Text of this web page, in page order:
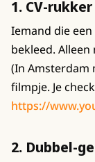
1. CV-rukker
Iemand die
bekleed.
(In Amsterdam
filmpje. Je
https://
2. Dubbel-